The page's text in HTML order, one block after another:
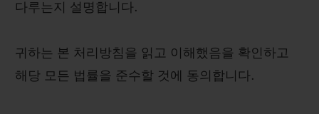
다루는지 설명합니다.
귀하는 본 처리방침을 읽고 이해했음을 확인하고
해당 모든 법률을 준수할 것에 동의합니다.